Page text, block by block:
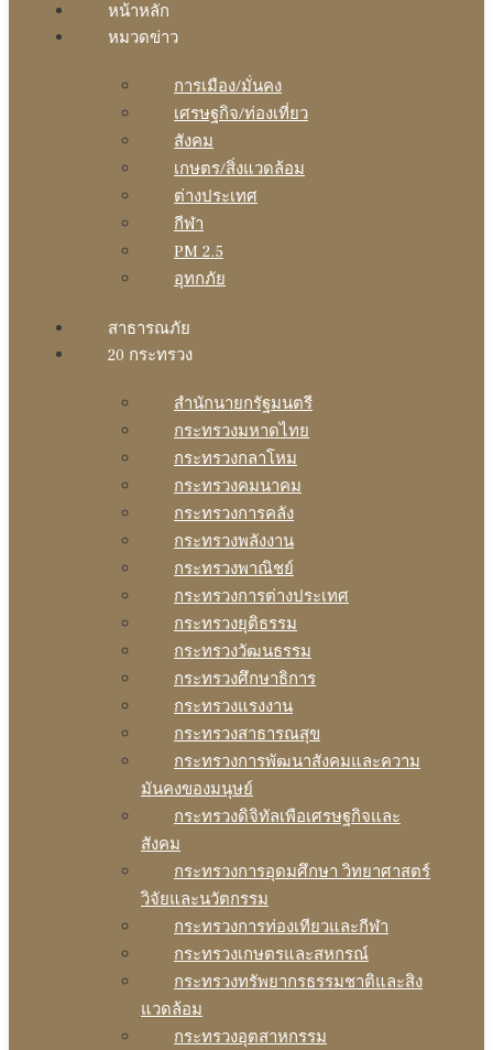
หน้าหลัก
หมวดข่าว
การเมือง/มั่นคง
เศรษฐกิจ/ท่องเที่ยว
สังคม
เกษตร/สิ่งแวดล้อม
ต่างประเทศ
กีฬา
PM 2.5
อุทกภัย
สาธารณภัย
20 กระทรวง
สํานักนายกรัฐมนตรี
กระทรวงมหาดไทย
กระทรวงกลาโหม
กระทรวงคมนาคม
กระทรวงการคลัง
กระทรวงพลังงาน
กระทรวงพาณิชย์
กระทรวงการต่างประเทศ
กระทรวงยุติธรรม
กระทรวงวัฒนธรรม
กระทรวงศึกษาธิการ
กระทรวงแรงงาน
กระทรวงสาธารณสุข
กระทรวงการพัฒนาสังคมและความ
มันคงของมนุษย์
กระทรวงดิจิทัลเพือเศรษฐกิจและ
สังคม
กระทรวงการอุดมศึกษา วิทยาศาสตร์
วิจัยและนวัตกรรม
กระทรวงการท่องเทียวและกีฬา
กระทรวงเกษตรและสหกรณ์
กระทรวงทรัพยากรธรรมชาติและสิง
แวดล้อม
กระทรวงอุตสาหกรรม